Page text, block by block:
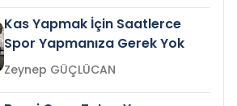
Kas Yapmak İçin Saatlerce
Spor Yapmanıza Gerek Yok
Zeynep GÜÇLÜCAN